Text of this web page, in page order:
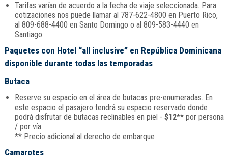
Tarifas varían de acuerdo a la fecha de viaje seleccionada. Para
cotizaciones nos puede llamar al 787-622-4800 en Puerto Rico,
al 809-688-4400 en Santo Domingo o al 809-583-4440 en
Santiago.
Paquetes con Hotel “all inclusive” en República Dominicana
disponible durante todas las temporadas
Butaca
Reserve su espacio en el área de butacas pre-enumeradas. En
este espacio el pasajero tendrá su espacio reservado donde
podrá disfrutar de butacas reclinables en piel - $12**por persona
/ por vía
** Precio adicional al derecho de embarque
Camarotes